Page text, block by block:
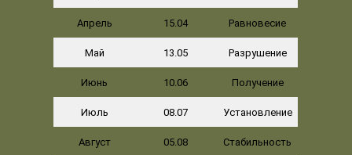
Апрель 15.04 Равновесие
Май 13.05 Разрушение
Июнь 10.06 Получение
Июль 08.07 Установление
Август 05.08 Стабильность